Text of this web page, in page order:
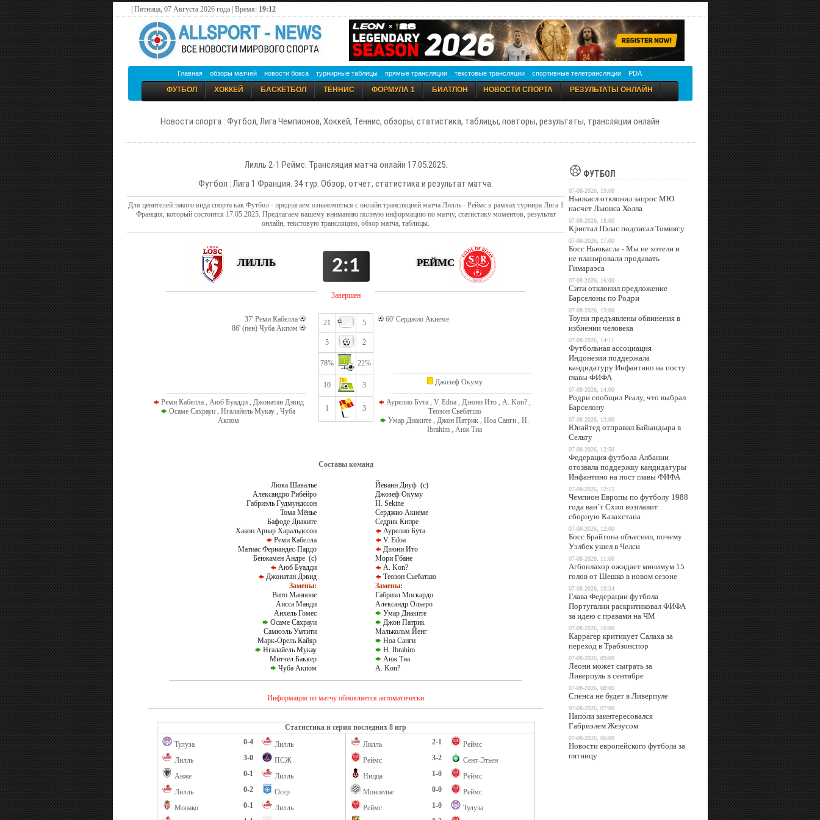
| Пятница, 07 Августа 2026 года | Время: 19:12
Главная обзоры матчей новости бокса турнирные таблицы прямые трансляции текстовые трансляции спортивные телетрансляции PDA
ФУТБОЛ ХОККЕЙ БАСКЕТБОЛ ТЕННИС ФОРМУЛА 1 БИАТЛОН НОВОСТИ СПОРТА РЕЗУЛЬТАТЫ ОНЛАЙН
Новости спорта : Футбол, Лига Чемпионов, Хоккей, Теннис, обзоры, статистика, таблицы, повторы, результаты, трансляции онлайн
Лилль 2-1 Реймс. Трансляция матча онлайн 17.05.2025.
Футбол : Лига 1 Франция. 34 тур. Обзор, отчет, статистика и результат матча.
Для ценителей такого вида спорта как Футбол - предлагаем ознакомиться с онлайн трансляцией матча Лилль - Реймс в рамках турнира Лига 1
Франция, который состоится 17.05.2025. Предлагаем вашему вниманию полную информацию по матчу, статистику моментов, результат
онлайн, текстовую трансляцию, обзор матча, таблицы.
ЛИЛЛЬ 2:1
Завершен
РЕЙМС
37' Реми Кабелла
86' (пен) Чуба Акпом
Реми Кабелла , Аюб Буадди , Джонатан Дэвид
Осаме Сахрауи , Нгалайель Мукау , Чуба
Акпом
21 5
5 2
78% 22%
10 3
1 3
60' Серджио Акиеме
Джозеф Окуму
Аурелио Бута , V. Edoa , Дзюни Ито , A. Kon? ,
Теозон Сьебатшо
Умар Диаките , Джон Патрик , Ноа Санги , H.
Ibrahim , Анж Тиа
Составы команд
Люка Шавалье
Александро Рибейро
Габриэль Гудмундссон
Тома Мёнье
Бафоде Диаките
Хакон Арнар Харальдссон
Реми Кабелла
Матиас Фернандес-Пардо
Бенжамен Андре (c)
Аюб Буадди
Джонатан Дэвид
Замены:
Вито Манноне
Аисса Манди
Анхель Гомес
Осаме Сахрауи
Самюэль Умтити
Марк-Орель Кайяр
Нгалайель Мукау
Митчел Баккер
Чуба Акпом
Йеванн Диуф (c)
Джозеф Окуму
H. Sekine
Серджио Акиеме
Седрик Кипре
Аурелио Бута
V. Edoa
Дзюни Ито
Мори Гбане
A. Kon?
Теозон Сьебатшо
Замены:
Габриэл Москардо
Александр Ольеро
Умар Диаките
Джон Патрик
Малькольм Йенг
Ноа Санги
H. Ibrahim
Анж Тиа
A. Kon?
Информация по матчу обновляется автоматически
Статистика и серия последних 8 игр
Тулуза
0-4
Лилль
Лилль
3-0
ПСЖ
Анже
0-1
Лилль
Лилль
0-2
Осер
Монако
0-1
Лилль
Лилль 2-1
Реймс
Реймс
3-2
Сент-Этьен
Ницца
1-0
Реймс
Монпелье
0-0
Реймс
Реймс
1-0
Тулуза
ФУТБОЛ
07-08-2026, 19:00
Ньюкасл отклонил запрос МЮ
насчет Льюиса Холла
07-08-2026, 18:00
Кристал Пэлас подписал Томиясу
07-08-2026, 17:00
Босс Ньюкасла - Мы не хотели и
не планировали продавать
Гимараэса
07-08-2026, 16:00
Сити отклонил предложение
Барселоны по Родри
07-08-2026, 15:00
Тоуни предъявлены обвинения в
избиении человека
07-08-2026, 14:11
Футбольная ассоциация
Индонезии поддержала
кандидатуру Инфантино на посту
главы ФИФА
07-08-2026, 14:00
Родри сообщил Реалу, что выбрал
Барселону
07-08-2026, 13:00
Юнайтед отправил Байындыра в
Сельту
07-08-2026, 12:50
Федерация футбола Албании
отозвала поддержку кандидатуры
Инфантино на пост главы ФИФА
07-08-2026, 12:15
Чемпион Европы по футболу 1988
года ван`т Схип возглавит
сборную Казахстана
07-08-2026, 12:00
Босс Брайтона объяснил, почему
Уэлбек ушел в Челси
07-08-2026, 11:00
Агбонлахор ожидает минимум 15
голов от Шешко в новом сезоне
07-08-2026, 10:34
Глава Федерации футбола
Португалии раскритиковал ФИФА
за идею с правами на ЧМ
07-08-2026, 10:00
Каррагер критикует Салаха за
переход в Трабзонспор
07-08-2026, 09:00
Леони может сыграть за
Ливерпуль в сентябре
07-08-2026, 08:00
Спенса не будет в Ливерпуле
07-08-2026, 07:00
Наполи заинтересовался
Габриэлем Жезусом
07-08-2026, 06:00
Новости европейского футбола за
пятницу